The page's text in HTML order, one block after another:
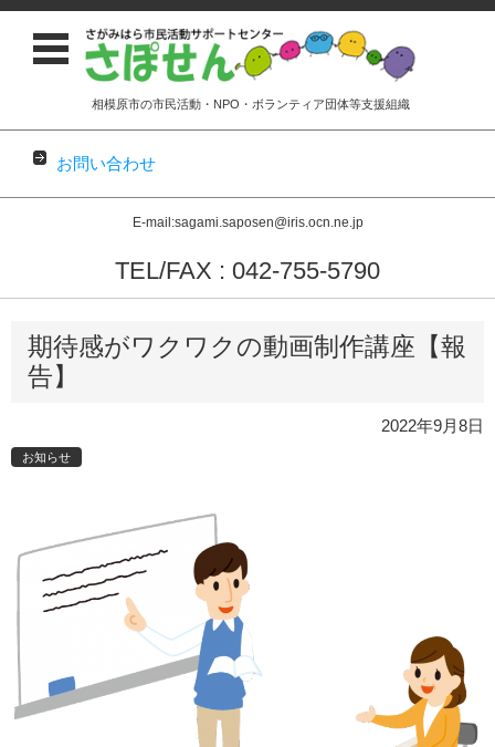
相模原市の市民活動・NPO・ボランティア団体等支援組織
お問い合わせ
E-mail:sagami.saposen@iris.ocn.ne.jp
TEL/FAX : 042-755-5790
コンテンツに移動
期待感がワクワクの動画制作講座【報
告】
2022年9月8日
お知らせ